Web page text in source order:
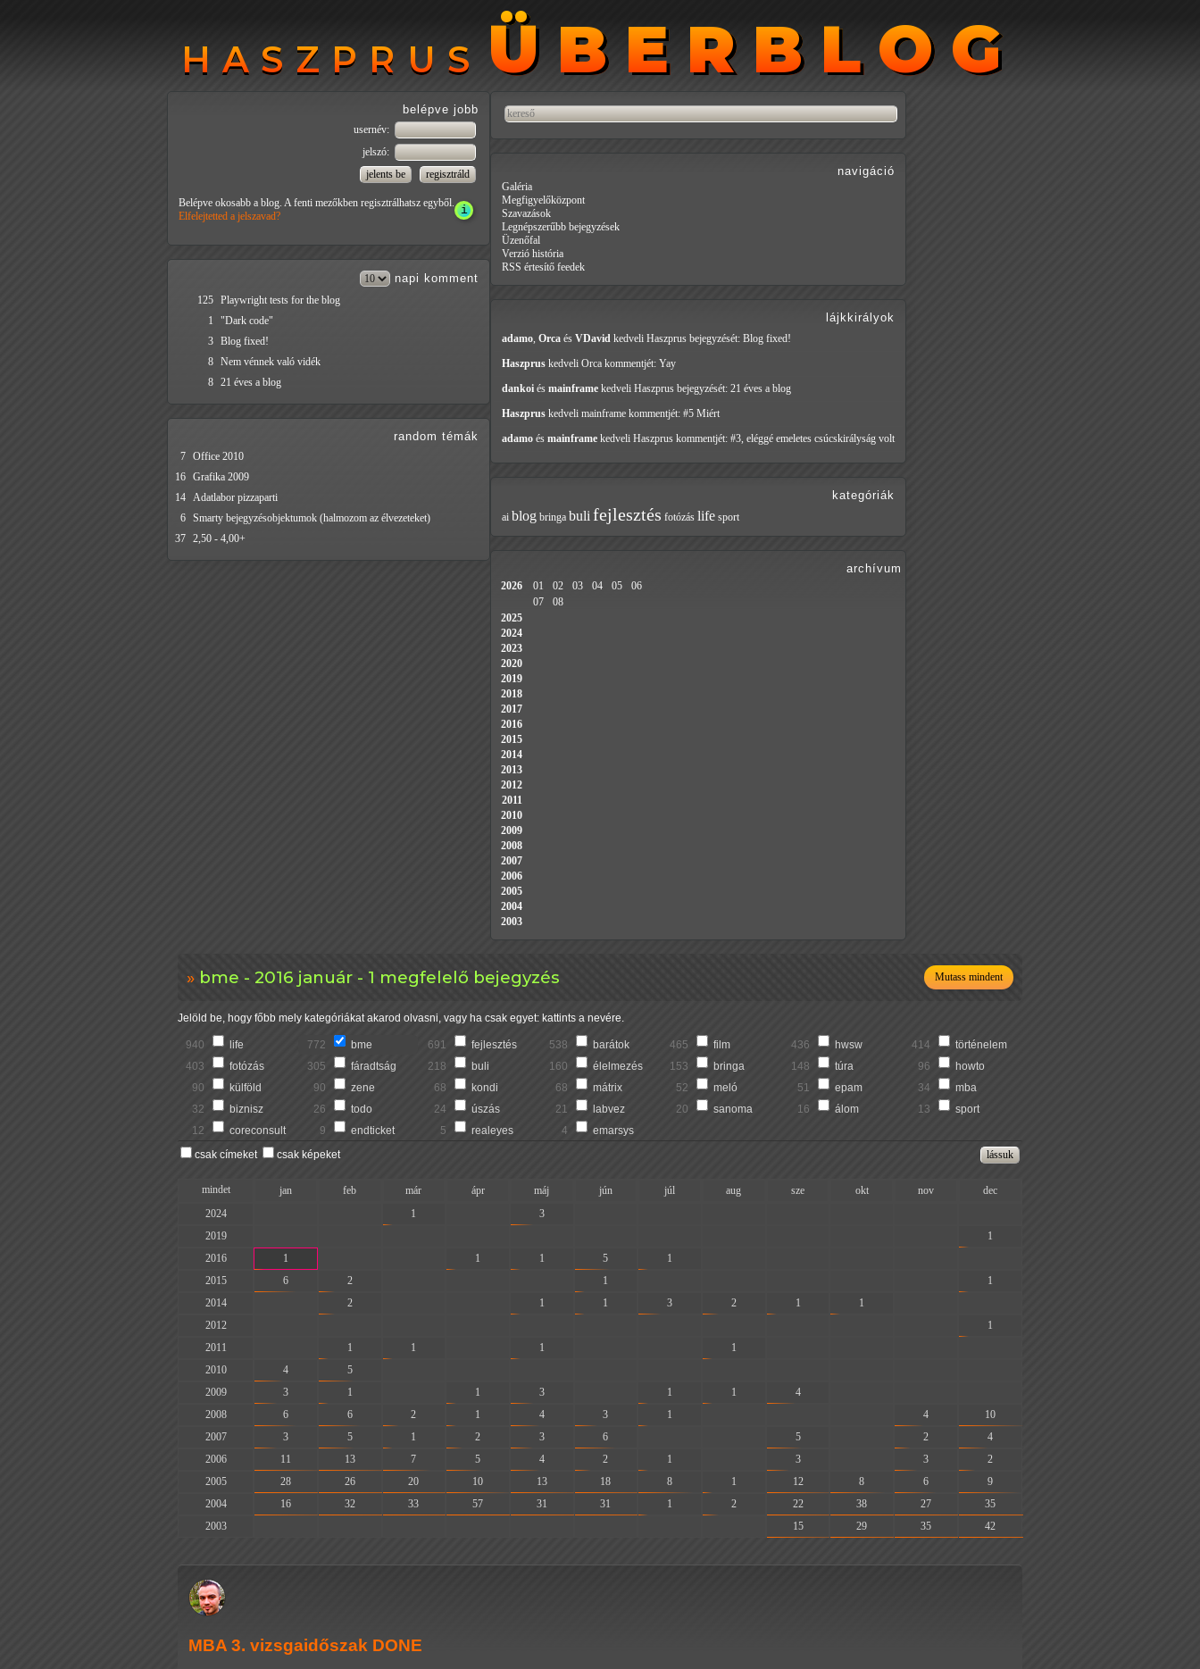
HASZPRUS ÜBERBLOG
HASZPRUS ÜBERBLOG
bme - 2016 január - 1 megfelelő bejegyzés Mutass mindent
Jelöld be, hogy főbb mely kategóriákat akarod olvasni, vagy ha csak egyet: kattints a nevére.
940 life 772 bme 691 fejlesztés 538 barátok 465 film 436 hwsw 414
történelem
403
fotózás 305 fáradtság 218 buli 160 élelmezés 153 bringa 148 túra 96
howto
90
külföld 90 zene 68 kondi 68 mátrix 52 meló 51 epam 34
mba
32
biznisz 26 todo 24 úszás 21 labvez 20 sanoma 16 álom 13
sport
12
coreconsult 9 endticket 5 realeyes 4
emarsys
csak címeket
csak képeket
mindet jan feb már ápr máj jún júl aug sze okt nov
dec
2024
1 3
2019
1
2016
1 1 1 5 1
2015
6 2 1
1
2014
2 1 1 3 2 1 1
2012
1
2011
1 1 1 1
2010
4 5
2009
3 1 1 3 1 1 4
2008
6 6 2 1 4 3 1 4
10
2007
3 5 1 2 3 6 5 2
4
2006
11 13 7 5 4 2 1 3 3
2
2005
28 26 20 10 13 18 8 1 12 8 6
9
2004
16 32 33 57 31 31 1 2 22 38 27
35
2003
15 29 35 42
MBA 3. vizsgaidőszak DONE
belépve jobb
usernév:
jelszó:
Belépve okosabb a blog. A fenti mezőkben regisztrálhatsz egyből.
Elfelejtetted a jelszavad?
napi komment
125 Playwright tests for the blog
1
"Dark code"
3 Blog fixed!
8 Nem vénnek való vidék
8 21 éves a blog
random témák
7 Office 2010
16 Grafika 2009
14 Adatlabor pizzaparti
6 Smarty bejegyzésobjektumok (halmozom az élvezeteket)
37 2,50 - 4,00+
navigáció
Galéria
Megfigyelőközpont
Szavazások
Legnépszerűbb bejegyzések
Üzenőfal
Verzió história
RSS értesítő feedek
lájkkirályok
adamo, Orca és VDavid kedveli Haszprus bejegyzését: Blog fixed!
Haszprus kedveli Orca kommentjét: Yay
dankoi és mainframe kedveli Haszprus bejegyzését: 21 éves a blog
Haszprus kedveli mainframe kommentjét: #5 Miért
adamo és mainframe kedveli Haszprus kommentjét: #3, eléggé emeletes csúcskirályság volt
kategóriák
ai blog bringa buli fejlesztés fotózás life sport
archívum
2026 01 02 03 04 05
06
07
08
2025
2024
2023
2020
2019
2018
2017
2016
2015
2014
2013
2012
2011
2010
2009
2008
2007
2006
2005
2004
2003